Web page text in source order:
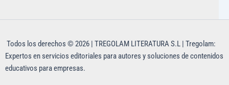
Todos los derechos © 2026 | TREGOLAM LITERATURA S.L | Tregolam:
Expertos en servicios editoriales para autores y soluciones de contenidos
educativos para empresas.